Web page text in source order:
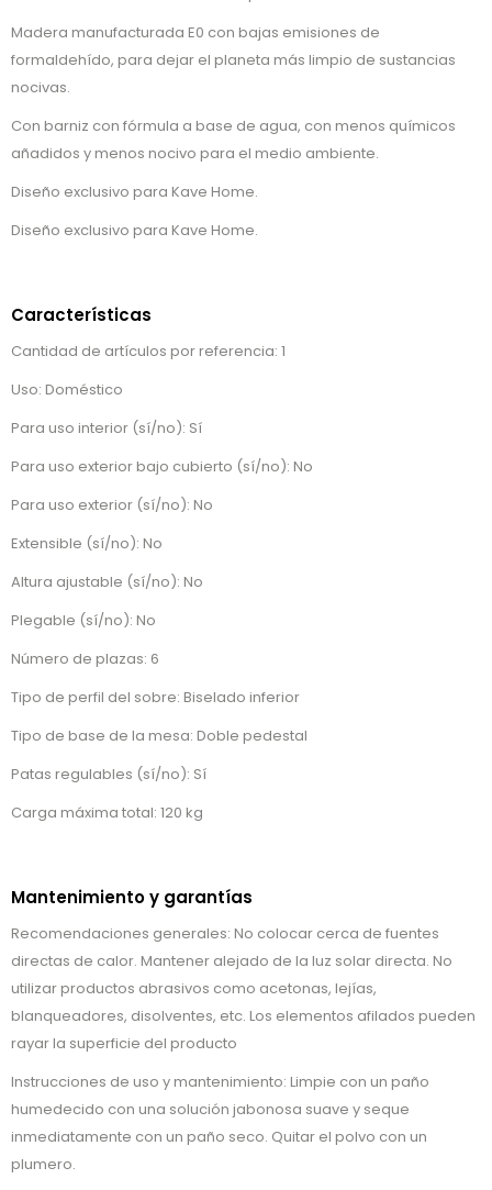
Madera manufacturada E0 con bajas emisiones de
formaldehído, para dejar el planeta más limpio de sustancias
nocivas.
Con barniz con fórmula a base de agua, con menos químicos
añadidos y menos nocivo para el medio ambiente.
Diseño exclusivo para Kave Home.
Diseño exclusivo para Kave Home.
Características
Cantidad de artículos por referencia: 1
Uso: Doméstico
Para uso interior (sí/no): Sí
Para uso exterior bajo cubierto (sí/no): No
Para uso exterior (sí/no): No
Extensible (sí/no): No
Altura ajustable (sí/no): No
Plegable (sí/no): No
Número de plazas: 6
Tipo de perfil del sobre: Biselado inferior
Tipo de base de la mesa: Doble pedestal
Patas regulables (sí/no): Sí
Carga máxima total: 120 kg
Mantenimiento y garantías
Recomendaciones generales: No colocar cerca de fuentes
directas de calor. Mantener alejado de la luz solar directa. No
utilizar productos abrasivos como acetonas, lejías,
blanqueadores, disolventes, etc. Los elementos afilados pueden
rayar la superficie del producto
Instrucciones de uso y mantenimiento: Limpie con un paño
humedecido con una solución jabonosa suave y seque
inmediatamente con un paño seco. Quitar el polvo con un
plumero.